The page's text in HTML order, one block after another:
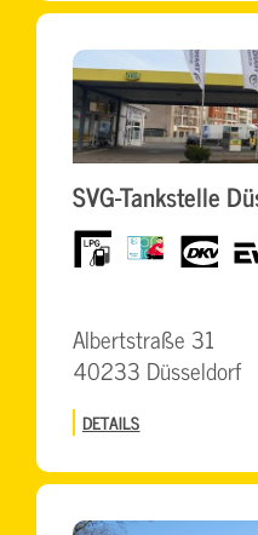
SVG-Tankstelle
LPG BrummiCarddkv
Albertstraße 31
40233 Düsseldorf
DETAILS